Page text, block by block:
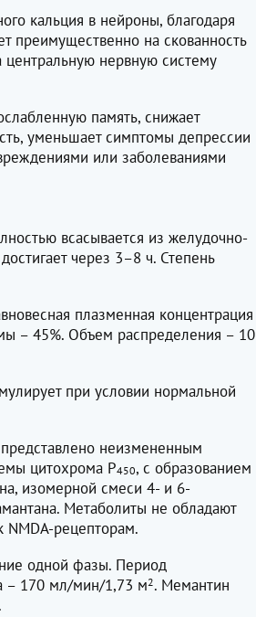
кальция в нейроны, благодаря
преимущественно на скованность
нервную систему
память, снижает
уменьшает симптомы депрессии
или заболеваниями
всасывается из желудочно-
через 3–8 ч. Степень
плазменная концентрация
– 45%. Объем распределения – 10
при условии нормальной
неизмененным
цитохрома Р450, с образованием
изомерной смеси 4- и 6-
Метаболиты не обладают
NMDA-рецепторам.
одной фазы. Период
– 170 мл/мин/1,73 м2. Мемантин